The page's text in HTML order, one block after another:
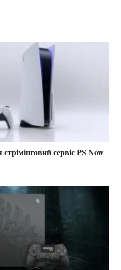
сервіс PS Now